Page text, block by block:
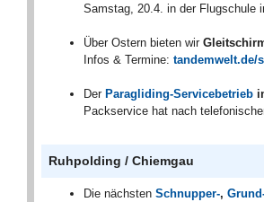
Samstag, 20.4. in der Flugschule
Über Ostern bieten wir
Infos & Termine: tandemwelt.de/
Der Paragliding-Servicebetrieb
Packservice hat nach
Ruhpolding / Chiemgau
Die nächsten Schnupper-,